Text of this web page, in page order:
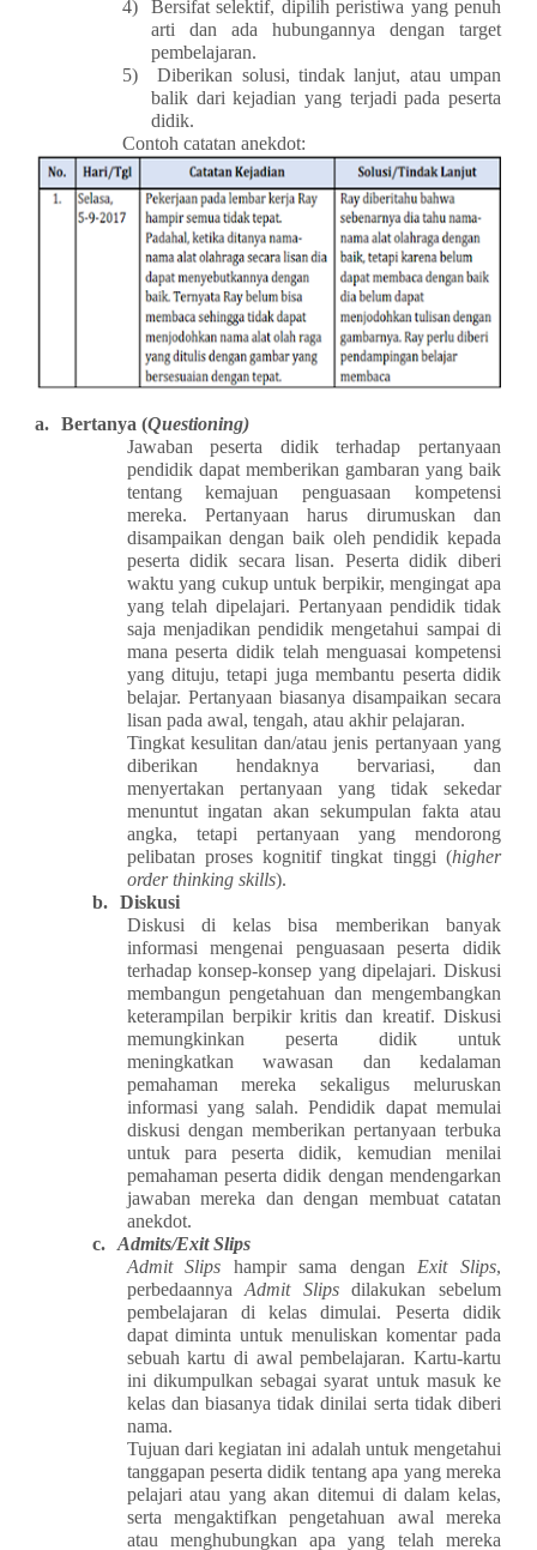
4)
Bersifat selektif, dipilih peristiwa yang penuh
arti dan ada hubungannya dengan target
pembelajaran.
5)
Diberikan solusi, tindak lanjut, atau umpan
balik dari kejadian yang terjadi pada peserta
didik.
Contoh catatan anekdot:
a. Bertanya (Questioning)
Jawaban peserta didik terhadap pertanyaan
pendidik dapat memberikan gambaran yang baik
tentang kemajuan penguasaan kompetensi
mereka. Pertanyaan harus dirumuskan dan
disampaikan dengan baik oleh pendidik kepada
peserta didik secara lisan. Peserta didik diberi
waktu yang cukup untuk berpikir, mengingat apa
yang telah dipelajari. Pertanyaan pendidik tidak
saja menjadikan pendidik mengetahui sampai di
mana peserta didik telah menguasai kompetensi
yang dituju, tetapi juga membantu peserta didik
belajar. Pertanyaan biasanya disampaikan secara
lisan pada awal, tengah, atau akhir pelajaran.
Tingkat kesulitan dan/atau jenis pertanyaan yang
diberikan hendaknya bervariasi, dan
menyertakan pertanyaan yang tidak sekedar
menuntut ingatan akan sekumpulan fakta atau
angka, tetapi pertanyaan yang mendorong
pelibatan proses kognitif tingkat tinggi (higher
order thinking skills).
b.
Diskusi
Diskusi di kelas bisa memberikan banyak
informasi mengenai penguasaan peserta didik
terhadap konsep-konsep yang dipelajari. Diskusi
membangun pengetahuan dan mengembangkan
keterampilan berpikir kritis dan kreatif. Diskusi
memungkinkan peserta didik untuk
meningkatkan wawasan dan kedalaman
pemahaman mereka sekaligus meluruskan
informasi yang salah. Pendidik dapat memulai
diskusi dengan memberikan pertanyaan terbuka
untuk para peserta didik, kemudian menilai
pemahaman peserta didik dengan mendengarkan
jawaban mereka dan dengan membuat catatan
anekdot.
c.
Admits/Exit Slips
Admit Slips hampir sama dengan Exit Slips,
perbedaannyaAdmit Slipsdilakukan sebelum
pembelajaran di kelas dimulai. Peserta didik
dapat diminta untuk menuliskan komentar pada
sebuah kartu di awal pembelajaran. Kartu-kartu
ini dikumpulkan sebagai syarat untuk masuk ke
kelas dan biasanya tidak dinilai serta tidak diberi
nama.
Tujuan dari kegiatan ini adalah untuk mengetahui
tanggapan peserta didik tentang apa yang mereka
pelajari atau yang akan ditemui di dalam kelas,
serta mengaktifkan pengetahuan awal mereka
atau menghubungkan apa yang telah mereka